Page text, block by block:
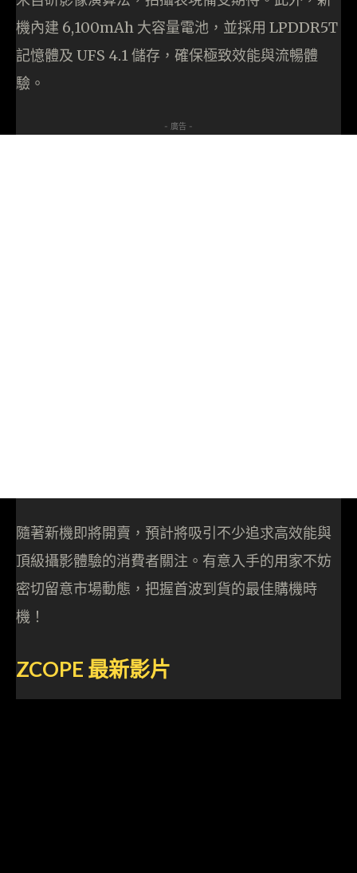
機內建 6,100mAh 大容量電池，並採用 LPDDR5T
記憶體及 UFS 4.1 儲存，確保極致效能與流暢體
驗。
- 廣告 -
隨著新機即將開賣，預計將吸引不少追求高效能與
頂級攝影體驗的消費者關注。有意入手的用家不妨
密切留意市場動態，把握首波到貨的最佳購機時
機！
ZCOPE 最新影片